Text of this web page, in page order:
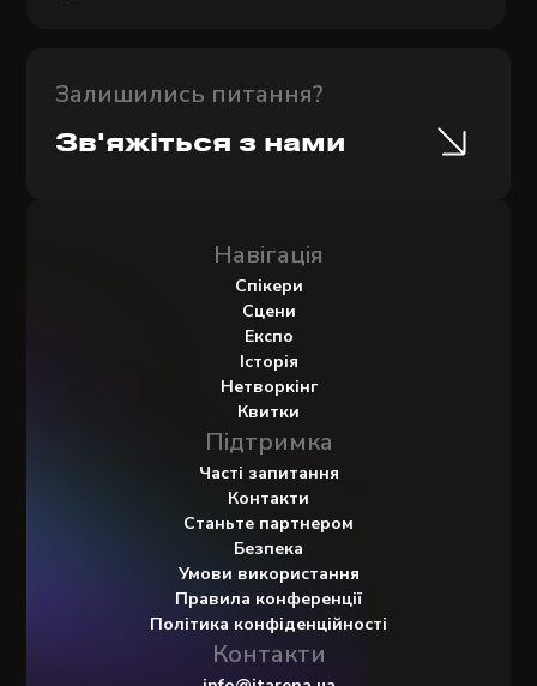
Навігація
Спікери
Сцени
Експо
Історія
Нетворкінг
Квитки
Підтримка
Часті запитання
Контакти
Станьте партнером
Безпека
Умови використання
Правила конференції
Політика конфіденційності
Контакти
Залишились питання?
Зв'яжіться з нами